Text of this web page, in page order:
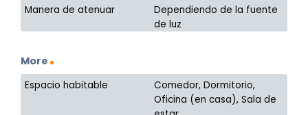
Manera de atenuar
Dependiendo de la fuente
de luz
More
Espacio habitable
Comedor, Dormitorio,
Oficina (en casa), Sala de